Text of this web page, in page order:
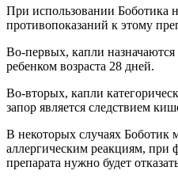
При использовании Боботика
противопоказаний к этому
Во-первых, капли назначаются
ребенком возраста 28 дней.
Во-вторых, капли
запор является следствием
В некоторых случаях Боботик
аллергическим реакциям, при
препарата нужно будет